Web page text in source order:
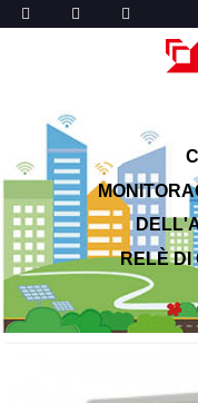
RELÈ DI